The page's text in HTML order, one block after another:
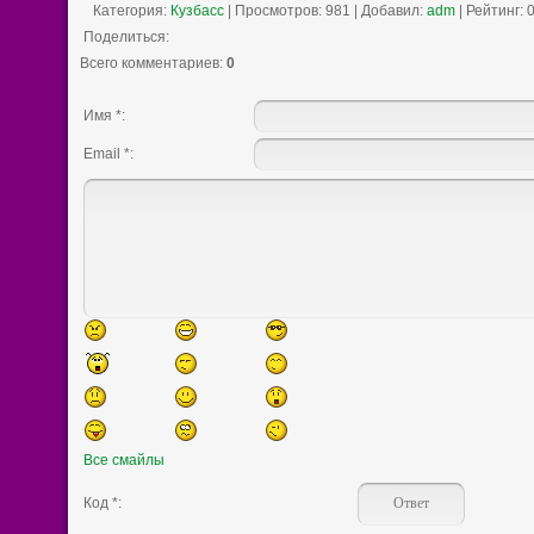
Категория: Кузбасс Просмотров: 981 | Добавил: adm Рейтинг:
Поделиться:
Всего комментариев: 0
Имя *:
Email *:
Все смайлы
Код *: